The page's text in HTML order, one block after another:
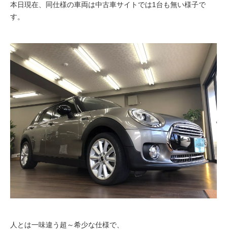
本日現在、同仕様の車両は中古車サイトでは1台も無い様子で
す。
人とは一味違う超～希少な仕様で、